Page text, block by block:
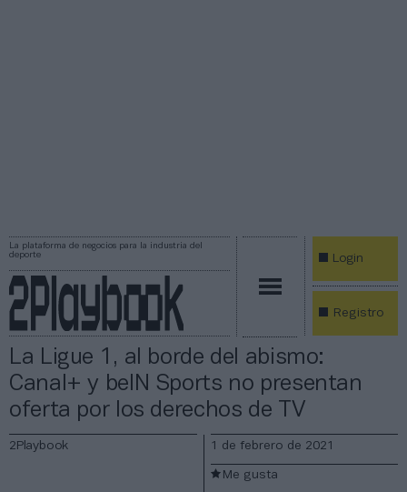
La plataforma de negocios para la industria del
deporte
Login
Registro
La Ligue 1, al borde del abismo:
Canal+ y beIN Sports no presentan
oferta por los derechos de TV
2Playbook 1 de febrero de 2021
Me gusta